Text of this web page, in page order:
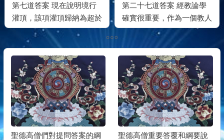
第七道答案 現在說明境行
灌頂，該項灌頂歸納為超於
內密的最高傳法
第二十七道答案 經教論學
確實很重要，作為一個教人
的師長，必須深入經教
聖德高僧們對提問答案的綱
聖德高僧重要答覆和綱要說